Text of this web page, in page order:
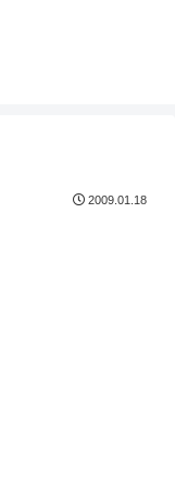
2009.01.18